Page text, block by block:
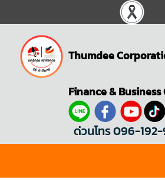
Thumdee
Finance &
ด่วนโทร 096-